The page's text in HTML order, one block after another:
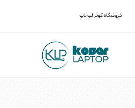
فروشگاه کوثر لپ تاپ